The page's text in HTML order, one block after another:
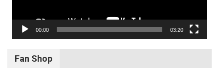
00:00 03:20
Fan Shop